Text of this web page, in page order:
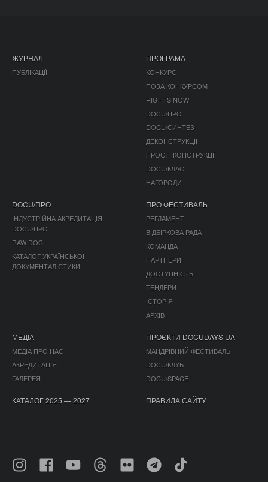
ЖУРНАЛ
ПУБЛІКАЦІЇ
ПРОГРАМА
КОНКУРС
ПОЗА КОНКУРСОМ
RIGHTS NOW!
DOCU/ПРО
DOCU/СИНТЕЗ
ДЕКОНСТРУКЦІЇ
ПРОСТІ КОНСТРУКЦІЇ
DOCU/КЛАС
НАГОРОДИ
DOCU/ПРО
ІНДУСТРІЙНА АКРЕДИТАЦІЯ
DOCU/ПРО
RAW DOC
КАТАЛОГ УКРАЇНСЬКОЇ
ДОКУМЕНТАЛІСТИКИ
ПРО ФЕСТИВАЛЬ
РЕГЛАМЕНТ
ВІДБІРКОВА РАДА
КОМАНДА
ПАРТНЕРИ
ДОСТУПНІСТЬ
ТЕНДЕРИ
ІСТОРІЯ
АРХІВ
МЕДІА
МЕДІА ПРО НАС
АКРЕДИТАЦІЯ
ГАЛЕРЕЯ
ПРОЄКТИ DOCUDAYS UA
МАНДРІВНИЙ ФЕСТИВАЛЬ
DOCU/КЛУБ
DOCU/SPACE
КАТАЛОГ 2025 — 2027 ПРАВИЛА САЙТУ